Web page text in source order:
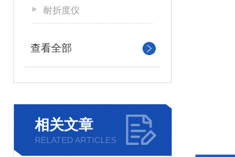
耐折度仪
查看全部
相关文章
RELATED ARTICLES